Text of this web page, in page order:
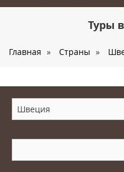
Страны
Туристам
Корпоративное
Новости
Контакты
Туры
Главная » Страны »